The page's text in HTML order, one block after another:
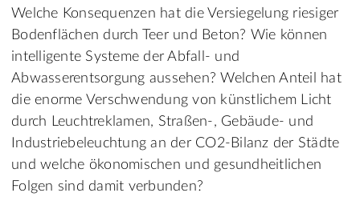
Welche Konsequenzen hat die Versiegelung riesiger
Bodenflächen durch Teer und Beton? Wie können
intelligente Systeme der Abfall- und
Abwasserentsorgung aussehen? Welchen Anteil hat
die enorme Verschwendung von künstlichem Licht
durch Leuchtreklamen, Straßen-, Gebäude- und
Industriebeleuchtung an der CO2-Bilanz der Städte
und welche ökonomischen und gesundheitlichen
Folgen sind damit verbunden?